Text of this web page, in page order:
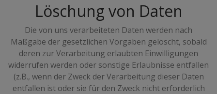
Löschung von Daten
Die von uns verarbeiteten Daten werden nach
Maßgabe der gesetzlichen Vorgaben gelöscht, sobald
deren zur Verarbeitung erlaubten Einwilligungen
widerrufen werden oder sonstige Erlaubnisse entfallen
(z.B., wenn der Zweck der Verarbeitung dieser Daten
entfallen ist oder sie für den Zweck nicht erforderlich